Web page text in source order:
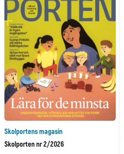
Skolportens magasin
Skolporten nr 2/2026